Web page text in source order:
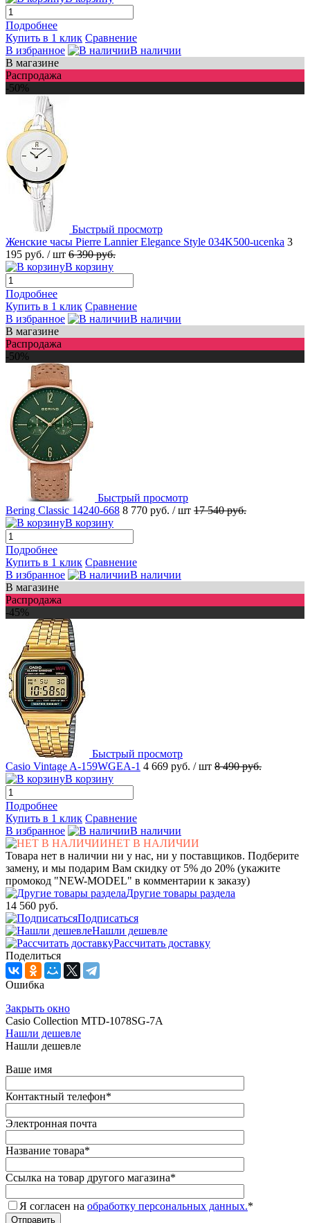
Подробнее
Купить в 1 клик Сравнение
В избранное
В наличии
В магазине
Распродажа
-50%
Быстрый просмотр
Женские часы Pierre Lannier Elegance Style 034K500-ucenka 3
195 руб. / шт 6 390 руб.
В корзину
Подробнее
Купить в 1 клик Сравнение
В избранное
В наличии
В магазине
Распродажа
-50%
Быстрый просмотр
Bering Classic 14240-668 8 770 руб. / шт 17 540 руб.
В корзину
Подробнее
Купить в 1 клик Сравнение
В избранное
В наличии
В магазине
Распродажа
-45%
Быстрый просмотр
Casio Vintage A-159WGEA-1 4 669 руб. / шт 8 490 руб.
В корзину
Подробнее
Купить в 1 клик Сравнение
В избранное
В наличии
НЕТ В НАЛИЧИИ
Товара нет в наличии ни у нас, ни у поставщиков. Подберите
замену, и мы подарим Вам скидку от 5% до 20% (укажите
промокод "NEW-MODEL" в комментарии к заказу)
Другие товары раздела
14 560 руб.
Подписаться
Нашли дешевле
Рассчитать доставку
Поделиться
Ошибка
Закрыть окно
Casio Collection MTD-1078SG-7A
Нашли дешевле
Нашли дешевле
Ваше имя
Контактный телефон*
Электронная почта
Название товара*
Ссылка на товар другого магазина*
Я согласен на обработку персональных данных.*